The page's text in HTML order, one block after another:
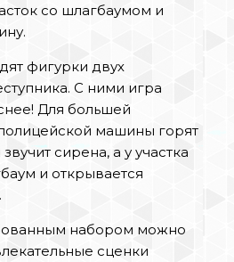
со шлагбаумом и
фигурки двух
С ними игра
Для большей
машины горят
сирена, а у участка
и открывается
набором можно
сценки